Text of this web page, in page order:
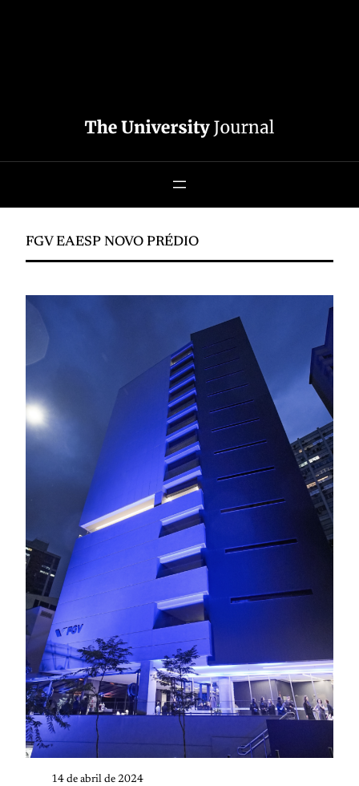
FGV EAESP NOVO PRÉDIO
14 de abril de 2024